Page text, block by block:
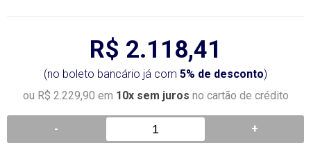
R$ 2.118,41
(no boleto bancário já com 5% de desconto)
ou R$ 2.229,90 em 10x sem juros no cartão de crédito
- +